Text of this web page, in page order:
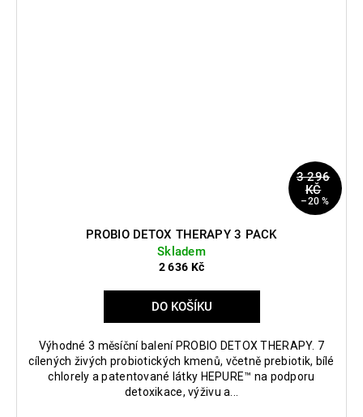
3 296
KČ
–20 %
PROBIO DETOX THERAPY 3 PACK
Skladem
2 636 Kč
DO KOŠÍKU
Výhodné 3 měsíční balení PROBIO DETOX THERAPY. 7
cílených živých probiotických kmenů, včetně prebiotik, bílé
chlorely a patentované látky HEPURE™ na podporu
detoxikace, výživu a...